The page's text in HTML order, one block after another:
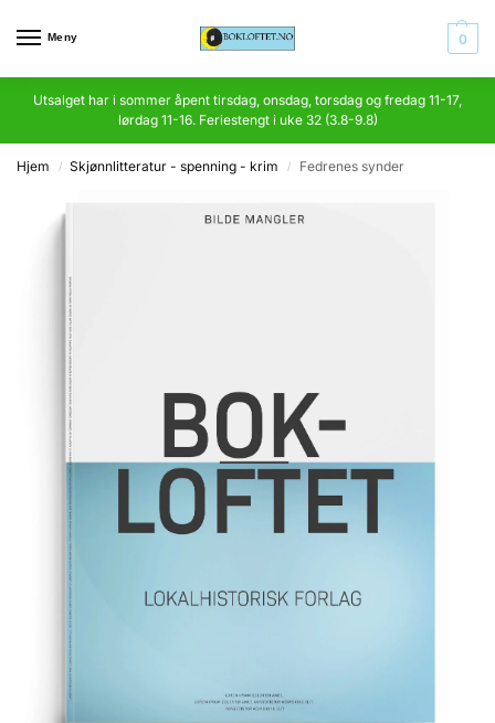
Meny 0
Utsalget har i sommer åpent tirsdag, onsdag, torsdag og fredag 11-17,
lørdag 11-16. Feriestengt i uke 32 (3.8-9.8)
Hjem / Skjønnlitteratur - spenning - krim / Fedrenes synder